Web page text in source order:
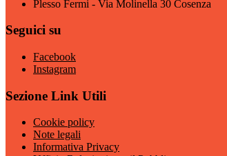
Plesso Fermi - Via Molinella 30 Cosenza
Seguici su
Facebook
Instagram
Sezione Link Utili
Cookie policy
Note legali
Informativa Privacy